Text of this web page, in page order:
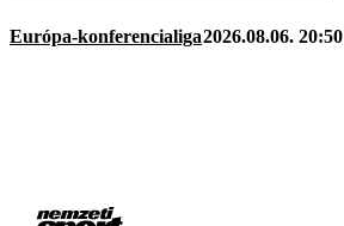
Európa-konferencialiga2026.08.06. 20:50